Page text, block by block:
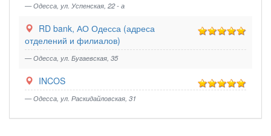
— Одесса, ул. Успенская, 22 - а
RD bank, АО Одесса (адреса
отделений и филиалов)
— Одесса, ул. Бугаевская, 35
INCOS
— Одесса, ул. Раскидайловская, 31